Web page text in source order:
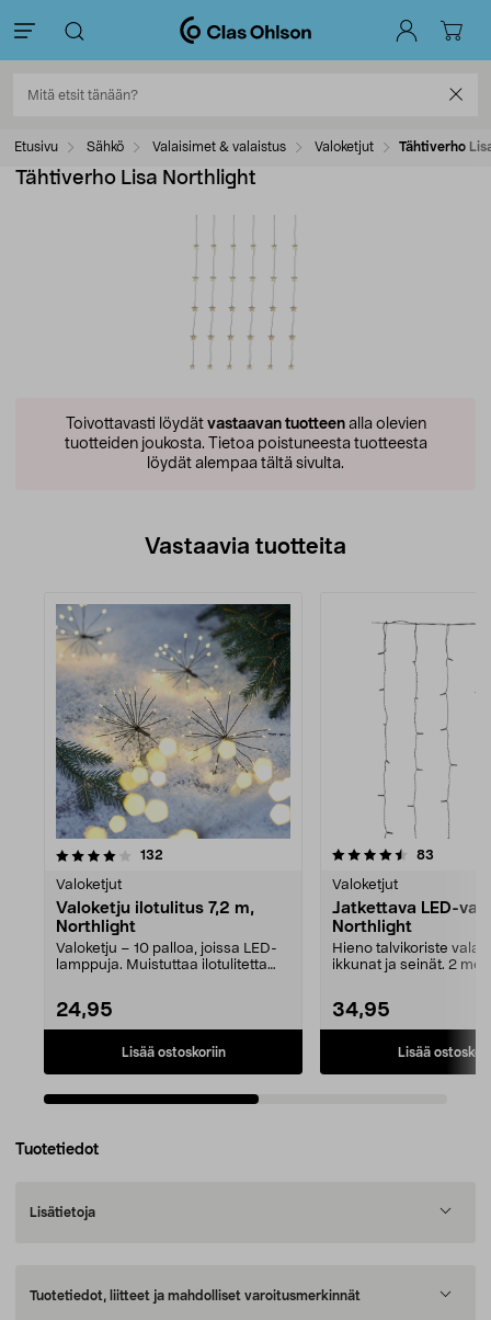
Etusivu Sähkö Valaisimet & valaistus Valoketjut Tähtiverho
Tähtiverho Lisa Northlight
Toivottavasti löydät vastaavan tuotteenalla olevien
tuotteiden joukosta. Tietoa poistuneesta tuotteesta
löydät alempaa tältä sivulta.
Vastaavia tuotteita
132
Valoketjut
Valoketju ilotulitus 7,2 m,
Northlight
Valoketju – 10 palloa, joissa LED-
lamppuja. Muistuttaa ilotulitetta
24,95
Lisää ostoskoriin
4.5viidestä
83
Valoketjut
Jatkettava LED-
Northlight
Hieno talvikoriste
ikkunat ja seinät. 2
34,95
Lisää
4.5viidestä
Tuotetiedot
Lisätietoja
Tuotetiedot, liitteet ja mahdolliset varoitusmerkinnät